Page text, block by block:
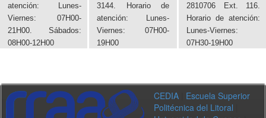
atención: Lunes-
Viernes: 07H00-
21H00. Sábados:
08H00-12H00
3144. Horario de
atención: Lunes-
Viernes: 07H00-
19H00
2810706 Ext. 116.
Horario de atención:
Lunes-Viernes:
07H30-19H00
CEDIA
Escuela Superior
Politécnica del Litoral